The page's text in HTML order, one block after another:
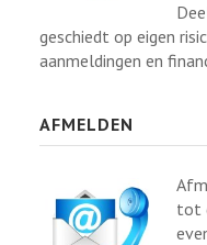
geschiedt op eigen
aanmeldingen en
AFMELDEN
tot